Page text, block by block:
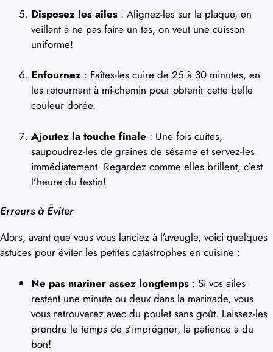
Disposez les ailes : Alignez-les sur la plaque, en
veillant à ne pas faire un tas, on veut une cuisson
uniforme!
Enfournez : Faîtes-les cuire de 25 à 30 minutes, en
les retournant à mi-chemin pour obtenir cette belle
couleur dorée.
Ajoutez la touche finale : Une fois cuites,
saupoudrez-les de graines de sésame et servez-les
immédiatement. Regardez comme elles brillent, c’est
l’heure du festin!
Erreurs à Éviter
Alors, avant que vous vous lanciez à l’aveugle, voici quelques
astuces pour éviter les petites catastrophes en cuisine :
Ne pas mariner assez longtemps : Si vos ailes
restent une minute ou deux dans la marinade, vous
vous retrouverez avec du poulet sans goût. Laissez-les
prendre le temps de s’imprégner, la patience a du
bon!